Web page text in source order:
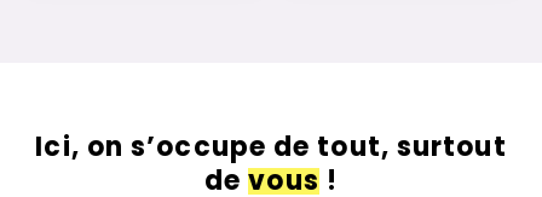
Ici, on s’occupe de tout, surtout
devous!